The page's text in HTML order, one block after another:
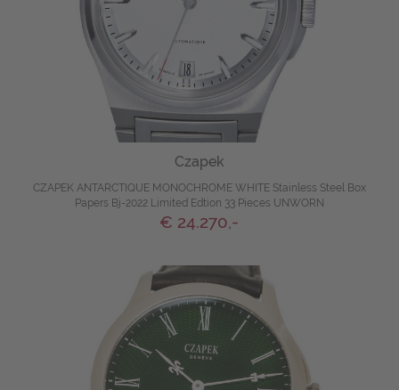
Czapek
CZAPEK ANTARCTIQUE MONOCHROME WHITE Stainless Steel Box
Papers Bj-2022 Limited Edtion 33 Pieces UNWORN
€ 24.270,-